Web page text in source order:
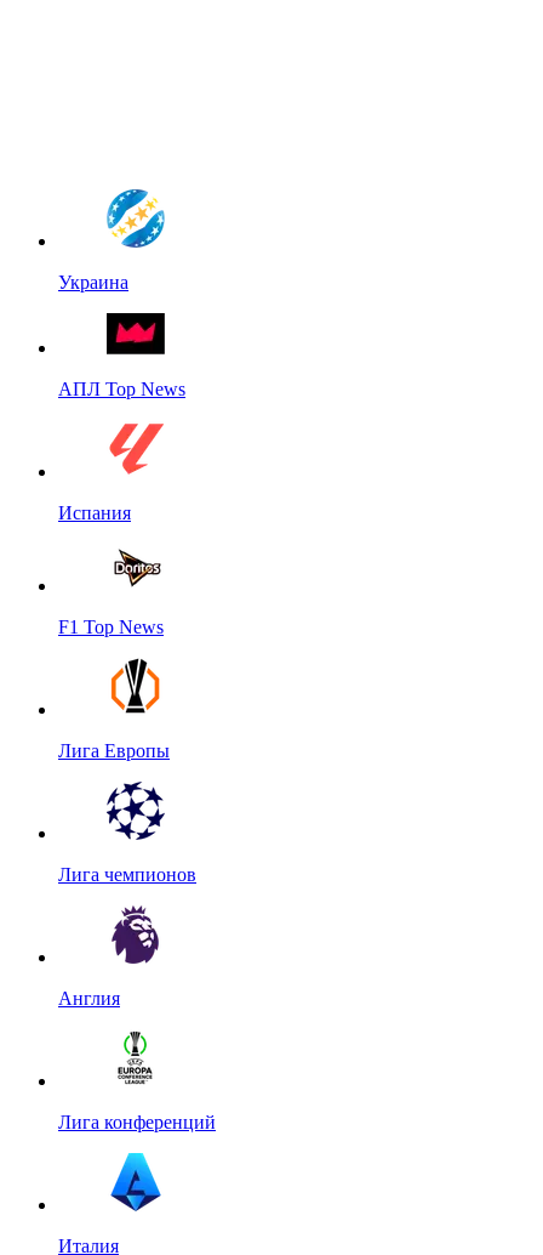
Украина
АПЛ Top News
Испания
F1 Top News
Лига Европы
Лига чемпионов
Англия
Лига конференций
Италия